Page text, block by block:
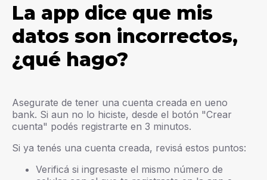
La app dice que mis
datos son incorrectos,
¿qué hago?
Asegurate de tener una cuenta creada en ueno
bank. Si aun no lo hiciste, desde el botón "Crear
cuenta" podés registrarte en 3 minutos.
Si ya tenés una cuenta creada, revisá estos puntos:
Verificá si ingresaste el mismo número de